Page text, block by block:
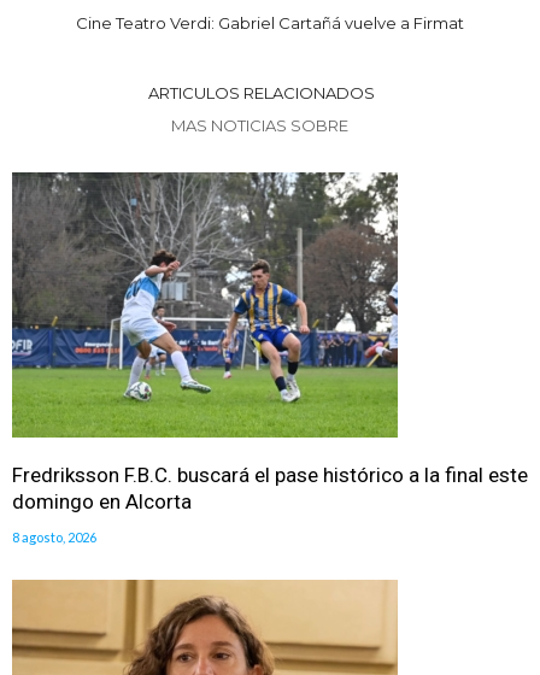
Cine Teatro Verdi: Gabriel Cartañá vuelve a Firmat
ARTICULOS RELACIONADOS
MAS NOTICIAS SOBRE
Fredriksson F.B.C. buscará el pase histórico a la final este
domingo en Alcorta
8 agosto, 2026